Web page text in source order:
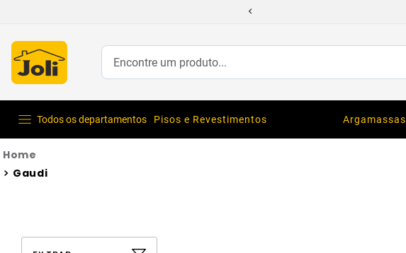
Encontre um produto...
Todos os departamentos Pisos e Revestimentos Argamassas
Gaudi